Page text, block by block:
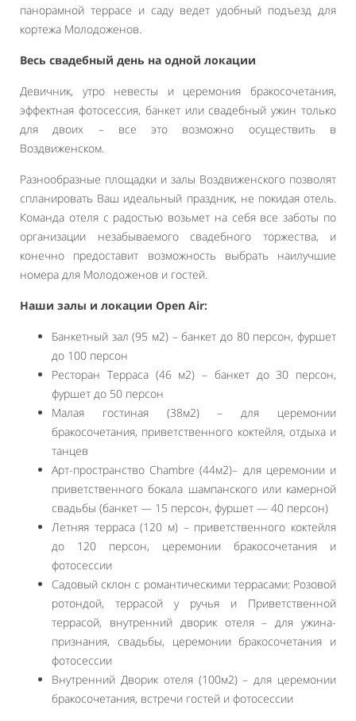
панорамной террасе и саду ведет удобный подъезд для
кортежа Молодоженов.
Весь свадебный день на одной локации
Девичник, утро невесты и церемония бракосочетания,
эффектная фотосессия, банкет или свадебный ужин только
для двоих – все это возможно осуществить в
Воздвиженском.
Разнообразные площадки и залы Воздвиженского позволят
спланировать Ваш идеальный праздник, не покидая отель.
Команда отеля с радостью возьмет на себя все заботы по
организации незабываемого свадебного торжества, и
конечно предоставит возможность выбрать наилучшие
номера для Молодоженов и гостей.
Наши залы и локации Open Air:
Банкетный зал (95 м2) – банкет до 80 персон, фуршет
до 100 персон
Ресторан Терраса (46 м2) – банкет до 30 персон,
фуршет до 50 персон
Малая гостиная (38м2) – для церемонии
бракосочетания, приветственного коктейля, отдыха и
танцев
Арт-пространство Chambre (44м2)– для церемонии и
приветственного бокала шампанского или камерной
свадьбы (банкет — 15 персон, фуршет — 40 персон)
Летняя терраса (120 м) – приветственного коктейля
до 120 персон, церемонии бракосочетания и
фотосессии
Садовый склон с романтическими террасами: Розовой
ротондой, террасой у ручья и Приветственной
террасой, внутренний дворик отеля – для ужина-
признания, свадьбы, церемонии бракосочетания и
фотосессии
Внутренний Дворик отеля (100м2) – для церемонии
бракосочетания, встречи гостей и фотосессии